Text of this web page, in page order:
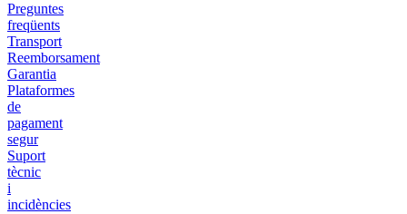
Preguntes
freqüents
Transport
Reemborsament
Garantia
Plataformes
de
pagament
segur
Suport
tècnic
i
incidències